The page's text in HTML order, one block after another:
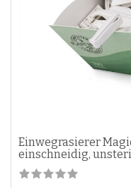
Einwegrasierer
einschneidig,